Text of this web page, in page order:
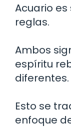
Acuario
reglas.
Ambos
espíritu
diferentes.
Esto se
enfoque